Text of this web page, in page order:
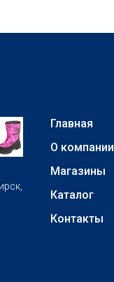
Главная
О компании
Магазины
Каталог
Контакты